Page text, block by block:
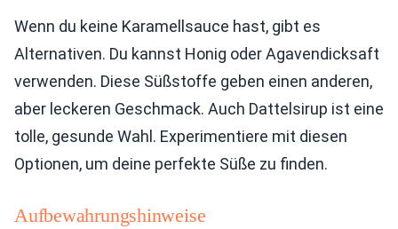
Wenn du keine Karamellsauce hast, gibt es
Alternativen. Du kannst Honig oder Agavendicksaft
verwenden. Diese Süßstoffe geben einen anderen,
aber leckeren Geschmack. Auch Dattelsirup ist eine
tolle, gesunde Wahl. Experimentiere mit diesen
Optionen, um deine perfekte Süße zu finden.
Aufbewahrungshinweise